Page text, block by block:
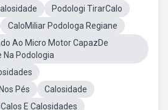
Podologi TirarCalo
CaloMiliar Podologa Regiane
Ao Micro Motor CapazDe
Na Podologia
Pés
Calosidade
E Calosidades